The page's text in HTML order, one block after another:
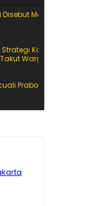
Masih Kosong,
Kang Dedi
Warga
Prabowo Kalah di
Dihina Ini Jalan Amran
Inovasi Rumah Tahan